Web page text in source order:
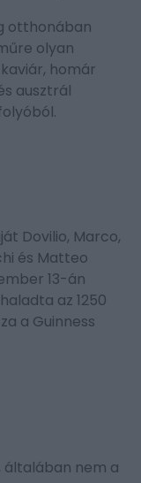
otthonában
olyan
homár
ausztrál
Dovilio, Marco,
és Matteo
13-án
az 1250
a Guinness
általában nem a